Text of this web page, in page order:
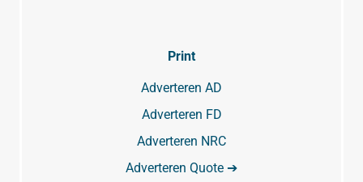
Print
Adverteren AD
Adverteren FD
Adverteren NRC
Adverteren Quote ➔